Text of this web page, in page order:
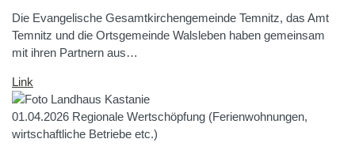
Die Evangelische Gesamtkirchengemeinde Temnitz, das Amt
Temnitz und die Ortsgemeinde Walsleben haben gemeinsam
mit ihren Partnern aus…
Link
01.04.2026 Regionale Wertschöpfung (Ferienwohnungen,
wirtschaftliche Betriebe etc.)